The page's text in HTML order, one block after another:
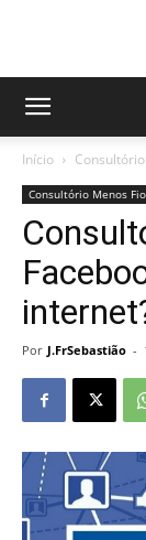
Início
Consultório Menos
Por J.FrSebastião -